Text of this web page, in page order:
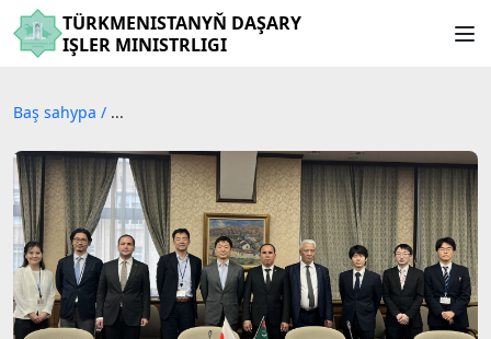
TÜRKMENISTANYŇ DAŞARY
IŞLER MINISTRLIGI
Baş sahypa / ...